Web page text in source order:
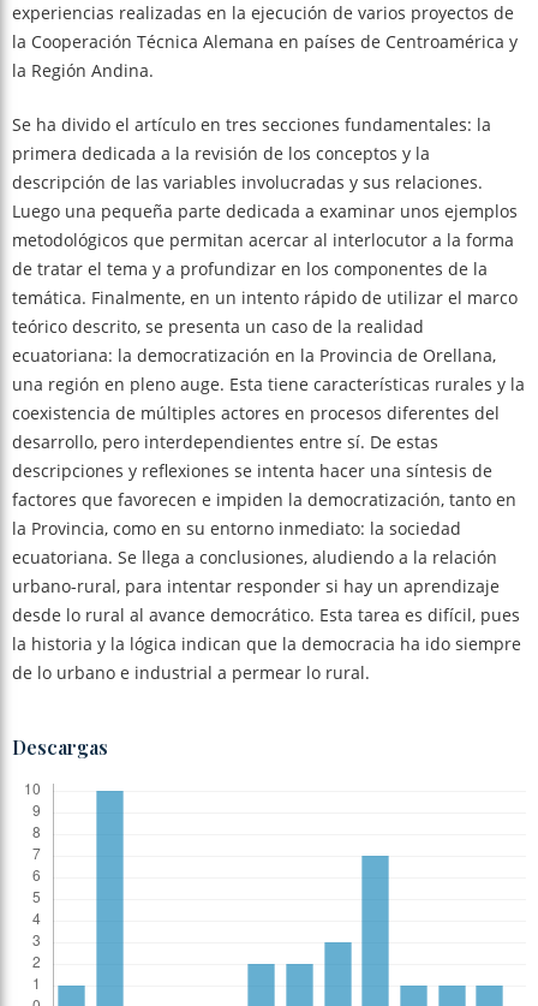
experiencias realizadas en la ejecución de varios proyectos de
la Cooperación Técnica Alemana en países de Centroamérica y
la Región Andina.
Se ha divido el artículo en tres secciones fundamentales: la
primera dedicada a la revisión de los conceptos y la
descripción de las variables involucradas y sus relaciones.
Luego una pequeña parte dedicada a examinar unos ejemplos
metodológicos que permitan acercar al interlocutor a la forma
de tratar el tema y a profundizar en los componentes de la
temática. Finalmente, en un intento rápido de utilizar el marco
teórico descrito, se presenta un caso de la realidad
ecuatoriana: la democratización en la Provincia de Orellana,
una región en pleno auge. Esta tiene características rurales y la
coexistencia de múltiples actores en procesos diferentes del
desarrollo, pero interdependientes entre sí. De estas
descripciones y reflexiones se intenta hacer una síntesis de
factores que favorecen e impiden la democratización, tanto en
la Provincia, como en su entorno inmediato: la sociedad
ecuatoriana. Se llega a conclusiones, aludiendo a la relación
urbano-rural, para intentar responder si hay un aprendizaje
desde lo rural al avance democrático. Esta tarea es difícil, pues
la historia y la lógica indican que la democracia ha ido siempre
de lo urbano e industrial a permear lo rural.
Descargas